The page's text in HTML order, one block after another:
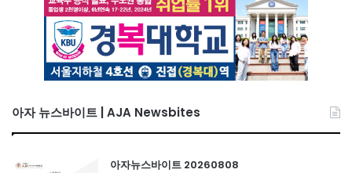
아자 뉴스바이트 | AJA Newsbites
아자뉴스바이트 20260808